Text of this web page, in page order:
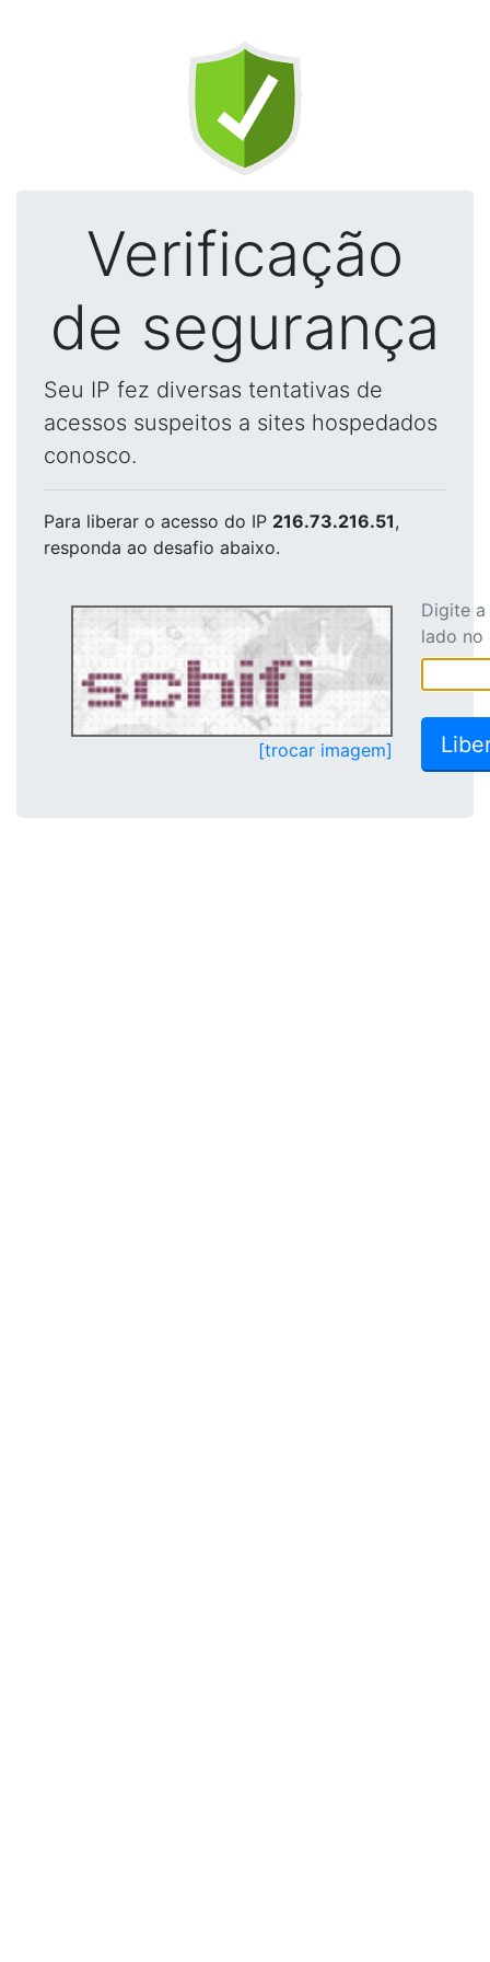
Verificação
de segurança
Seu IP fez diversas tentativas de
acessos suspeitos a sites hospedados
conosco.
Para liberar o acesso do IP 216.73.216.51,
responda ao desafio abaixo.
[trocar imagem]
Digite
lado no